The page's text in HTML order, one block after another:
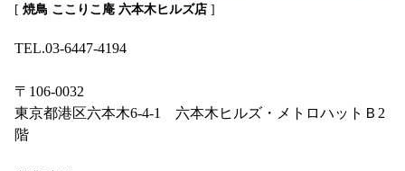
[ 焼鳥 ここりこ庵 六本木ヒルズ店 ]
TEL.03-6447-4194
〒106-0032
東京都港区六本木6-4-1 六本木ヒルズ・メトロハットＢ2
階